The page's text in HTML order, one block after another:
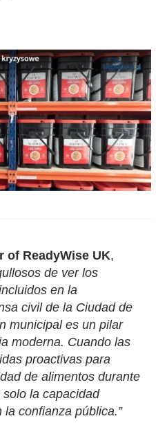
of ReadyWise UK,
de ver los
en la
civil de la Ciudad de
municipal es un pilar
moderna. Cuando las
proactivas para
de alimentos durante
la capacidad
confianza pública.”